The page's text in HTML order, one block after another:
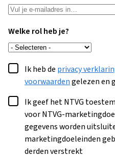
Welke rol heb je?
Ik heb de privacy
voorwaardengelezen en
Ik geef het NTVG
voor NTVG-
gegevens worden
marketingdoeleinden
derden verstrekt